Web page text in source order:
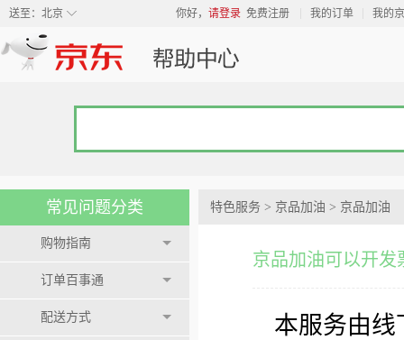
◇
送至： 北京 你好， 请登录 免费注册 我的订单 我的
常见问题分类
购物指南
订单百事通
配送方式
特色服务 > 京品加油 > 京品加油
京品加油可以开发
本服务由